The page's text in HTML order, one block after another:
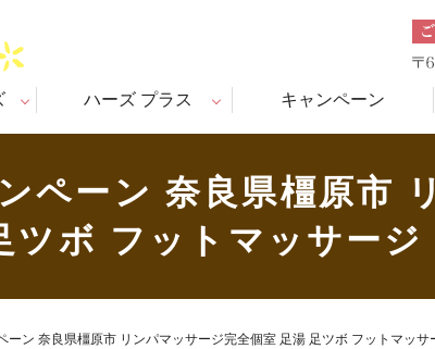
ハーズ プラス キャンペーン
ペーン 奈良県橿原市
ツボ フットマッサージ
ーン 奈良県橿原市 リンパマッサージ完全個室 足湯 足ツボ フットマッサ